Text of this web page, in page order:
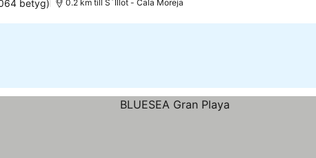
betyg) 0.2 km till S´Illot - Cala Moreja